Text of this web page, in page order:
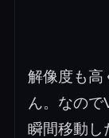
解像度も高
ん。なので
瞬間移動し